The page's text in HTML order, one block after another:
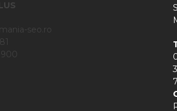
seo.ro
900